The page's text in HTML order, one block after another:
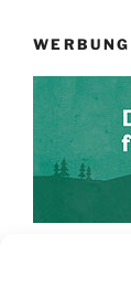
WERBUNG